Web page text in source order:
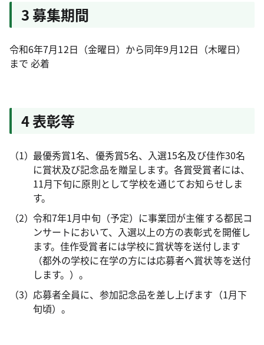
3 募集期間
令和6年7月12日（金曜日）から同年9月12日（木曜日）
まで 必着
4 表彰等
最優秀賞1名、優秀賞5名、入選15名及び佳作30名
に賞状及び記念品を贈呈します。各賞受賞者には、
11月下旬に原則として学校を通じてお知らせしま
す。
令和7年1月中旬（予定）に事業団が主催する都民コ
ンサートにおいて、入選以上の方の表彰式を開催し
ます。佳作受賞者には学校に賞状等を送付します
（都外の学校に在学の方には応募者へ賞状等を送付
します。）。
応募者全員に、参加記念品を差し上げます（1月下
旬頃）。